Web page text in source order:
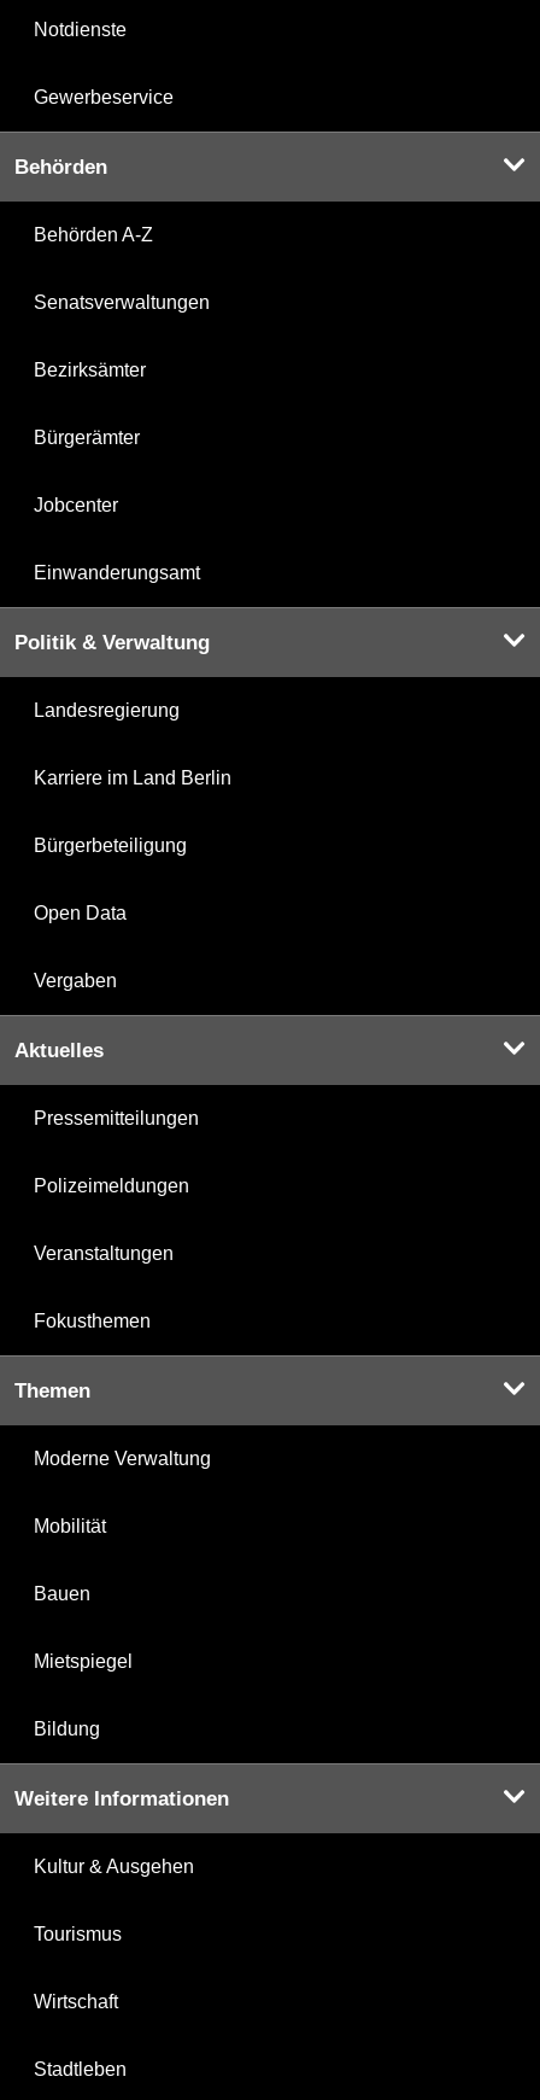
Notdienste
Gewerbeservice
Behörden
Behörden A-Z
Senatsverwaltungen
Bezirksämter
Bürgerämter
Jobcenter
Einwanderungsamt
Politik & Verwaltung
Landesregierung
Karriere im Land Berlin
Bürgerbeteiligung
Open Data
Vergaben
Aktuelles
Pressemitteilungen
Polizeimeldungen
Veranstaltungen
Fokusthemen
Themen
Moderne Verwaltung
Mobilität
Bauen
Mietspiegel
Bildung
Weitere Informationen
Kultur & Ausgehen
Tourismus
Wirtschaft
Stadtleben